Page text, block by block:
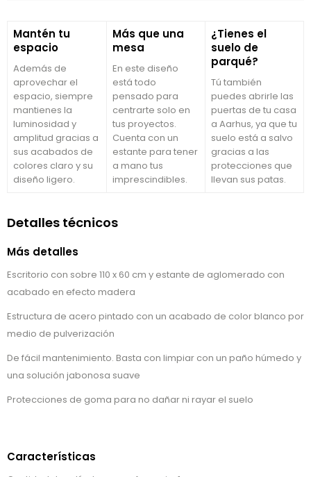
Mantén tu
espacio
Además de
aprovechar el
espacio, siempre
mantienes la
luminosidad y
amplitud gracias a
sus acabados de
colores claro y su
diseño ligero.
Más que una
mesa
En este diseño
está todo
pensado para
centrarte solo en
tus proyectos.
Cuenta con un
estante para tener
a mano tus
imprescindibles.
¿Tienes el
suelo de
parqué?
Tú también
puedes abrirle las
puertas de tu casa
a Aarhus, ya que tu
suelo está a salvo
gracias a las
protecciones que
llevan sus patas.
Detalles técnicos
Más detalles
Escritorio con sobre 110 x 60 cm y estante de aglomerado con
acabado en efecto madera
Estructura de acero pintado con un acabado de color blanco por
medio de pulverización
De fácil mantenimiento. Basta con limpiar con un paño húmedo y
una solución jabonosa suave
Protecciones de goma para no dañar ni rayar el suelo
Características